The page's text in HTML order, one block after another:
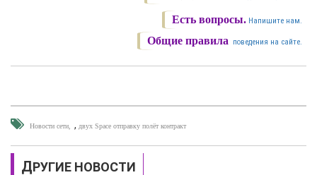
Есть вопросы. Напишите нам.
Общие правила поведения на сайте.
Новости сети , двух Space отправку полёт контракт
ДРУГИЕ НОВОСТИ